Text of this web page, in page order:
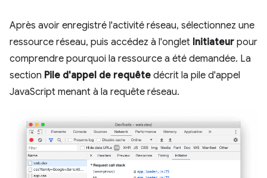
Après avoir enregistré l'activité réseau, sélectionnez une
ressource réseau, puis accédez à l'onglet Initiateur pour
comprendre pourquoi la ressource a été demandée. La
section Pile d'appel de requête décrit la pile d'appel
JavaScript menant à la requête réseau.